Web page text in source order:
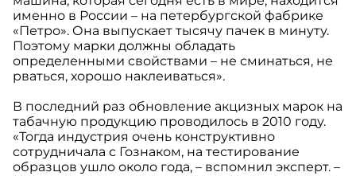
именно в России – на петербургской фабрике
«Петро». Она выпускает тысячу пачек в минуту.
Поэтому марки должны обладать
определенными свойствами – не сминаться, не
рваться, хорошо наклеиваться».
В последний раз обновление акцизных марок на
табачную продукцию проводилось в 2010 году.
«Тогда индустрия очень конструктивно
сотрудничала с Гознаком, на тестирование
образцов ушло около года, – вспомнил эксперт. –